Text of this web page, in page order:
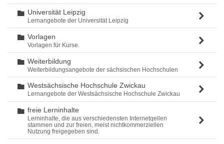
Ordner
Universität Leipzig
Lernangebote der Universität Leipzig
Ordner
Vorlagen
Vorlagen für Kurse.
Ordner
Weiterbildung
Weiterbildungsangebote der sächsischen Hochschulen
Ordner
Westsächsische Hochschule Zwickau
Lernangebote der Westsächsische Hochschule Zwickau
Ordner
freie Lerninhalte
Lerninhalte, die aus verschiedensten Internetqellen
stammen und zur freien, meist nichtkommerziellen
Nutzung freigegeben sind.